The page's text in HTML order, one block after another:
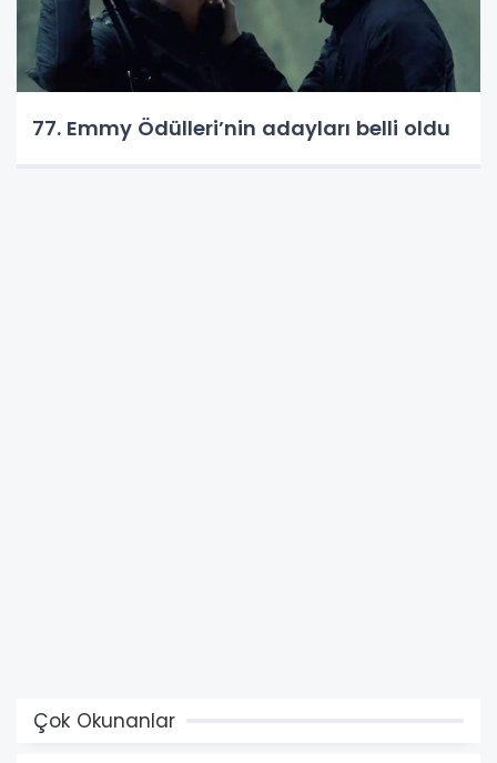
77. Emmy Ödülleri’nin adayları belli oldu
Çok Okunanlar